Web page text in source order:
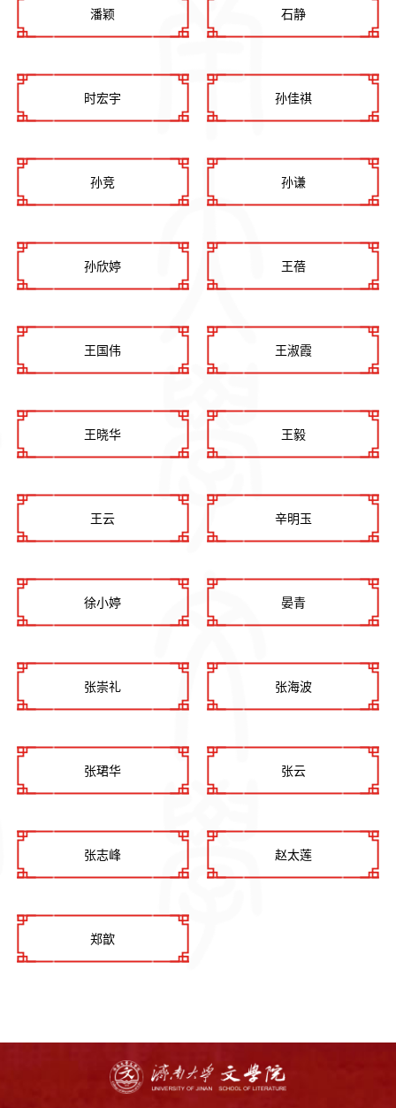
潘颖 石静
时宏宇 孙佳祺
孙竞 孙谦
孙欣婷 王蓓
王国伟 王淑霞
王晓华 王毅
王云 辛明玉
徐小婷 晏青
张崇礼 张海波
张珺华 张云
张志峰 赵太莲
郑歆